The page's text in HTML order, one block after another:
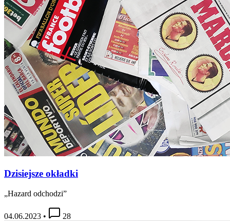
Dzisiejsze okładki
„Hazard odchodzi”
04.06.2023 • 28